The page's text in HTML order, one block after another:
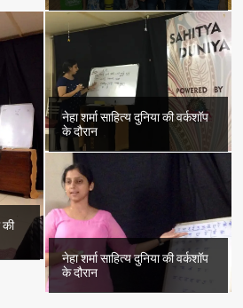
की
नेहा शर्मा साहित्य दुनिया की वर्कशॉप
के दौरान
नेहा शर्मा साहित्य दुनिया की वर्कशॉप
के दौरान